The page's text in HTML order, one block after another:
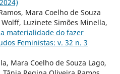
Mara Coelho de Souza
Luzinete Simões Minella,
materialidade do fazer
Feministas: v. 32 n. 3
Mara Coelho de Souza Lago,